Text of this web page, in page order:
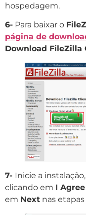
hospedagem.
6- Para baixar o
página de
Download FileZilla
7- Inicie a
clicando em I Agree
em Next nas